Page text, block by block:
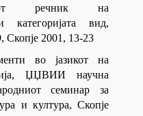
речник на
категоријата вид,
Скопје 2001, 13-23
во јазикот на
ЏЏВИИ научна
семинар за
и култура, Скопје